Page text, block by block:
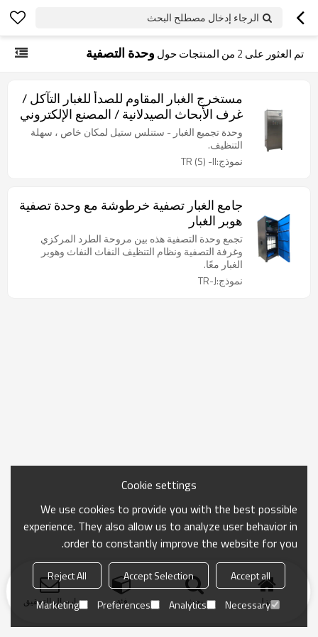
الرجاء إدخال مصطلح البحث
تم العثور على 2 من المنتجات حول وحدة التصفية
مستخرج الغبار المقاوم للصدأ للغبار التآكل /
غرف الأبحاث الصيدلانية / المصنع الإلكتروني
وحدة تجميع الغبار - ستنلس ستيل لمكان خاص ، سهلة
التنظيف.
نموذج:TR (S) -II
جامع الغبار تصفية خرطوشة مع وحدة تصفية
هوبر الغبار
تجمع وحدة التصفية هذه بين مروحة الطرد المركزي
وغرفة التصفية ونظام التنظيف النفاث النفاث وهوبر
الغبار معًا.
نموذج:TR-J
منزل بحث فئة ارسال التحقيق
Cookie settings
We use cookies to provide you with the best possible
experience. They also allow us to analyze user behavior in
order to constantly improve the website for you.
Accept all
Accept Selection
Reject All
Necessary
Analytics
Preferences
Marketing